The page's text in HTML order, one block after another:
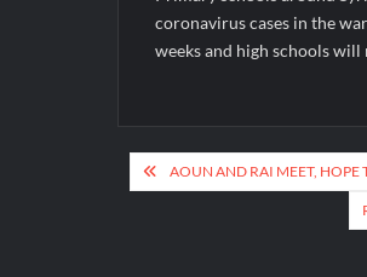
coronavirus cases in the
weeks and high schools
Post
navigation
AOUN AND RAI MEET, HOPE